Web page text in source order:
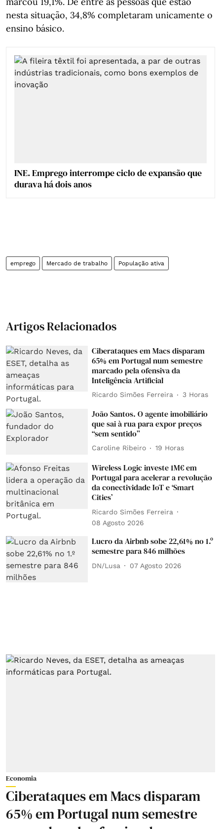
nesta situação, 34,8% completaram unicamente o
ensino básico.
INE. Emprego interrompe ciclo de expansão que
durava há dois anos
emprego Mercado de trabalho População ativa
Artigos Relacionados
Ciberataques em Macs disparam
65% em Portugal num semestre
marcado pela ofensiva da
Inteligência Artificial
Ricardo Simões Ferreira 3 Horas
João Santos. O agente imobiliário
que sai à rua para expor preços
“sem sentido”
Caroline Ribeiro 19 Horas
Wireless Logic investe 1M€ em
Portugal para acelerar a revolução
da conectividade IoT e ‘Smart
Cities’
Ricardo Simões Ferreira
08 Agosto 2026
Lucro da Airbnb sobe 22,61% no 1.º
semestre para 846 milhões
DN/Lusa 07 Agosto 2026
Economia
Ciberataques em Macs disparam
65% em Portugal num semestre